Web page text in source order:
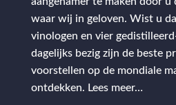
waar wij in geloven. Wist u
vinologen en vier
dagelijks bezig zijn de beste
voorstellen op de mondiale
ontdekken. Lees meer…